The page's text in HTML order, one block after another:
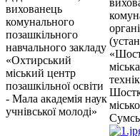
вихованець
комунального
позашкільного
навчального закладу
«Охтирський
міський центр
позашкільної освіти
- Мала академія наук
учнівської молоді»